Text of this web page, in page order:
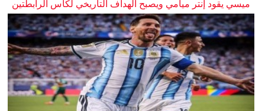
ميسي يقود إنتر ميامي ويصبح الهداف التاريخي لكأس الرابطتين